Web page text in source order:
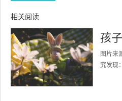
相关阅读
孩
图片来
究发现